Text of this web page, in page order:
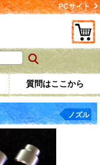
PCサイト
質問はここから
ノズル